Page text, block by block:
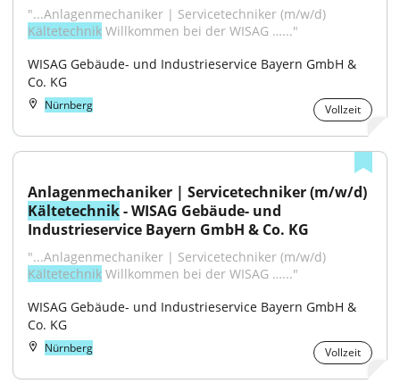
Kältetechnik Willkommen bei der WISAG …..."
WISAG Gebäude- und Industrieservice Bayern GmbH &
Co. KG
Nürnberg Vollzeit
Kältetechnik - WISAG Gebäude- und
Industrieservice Bayern GmbH & Co. KG
Kältetechnik Willkommen bei der WISAG …..."
WISAG Gebäude- und Industrieservice Bayern GmbH &
Co. KG
Nürnberg Vollzeit